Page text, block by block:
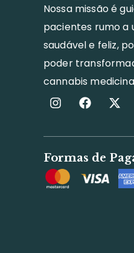
Nossa missão é
pacientes rumo a
saudável e feliz,
poder
cannabis
Formas de